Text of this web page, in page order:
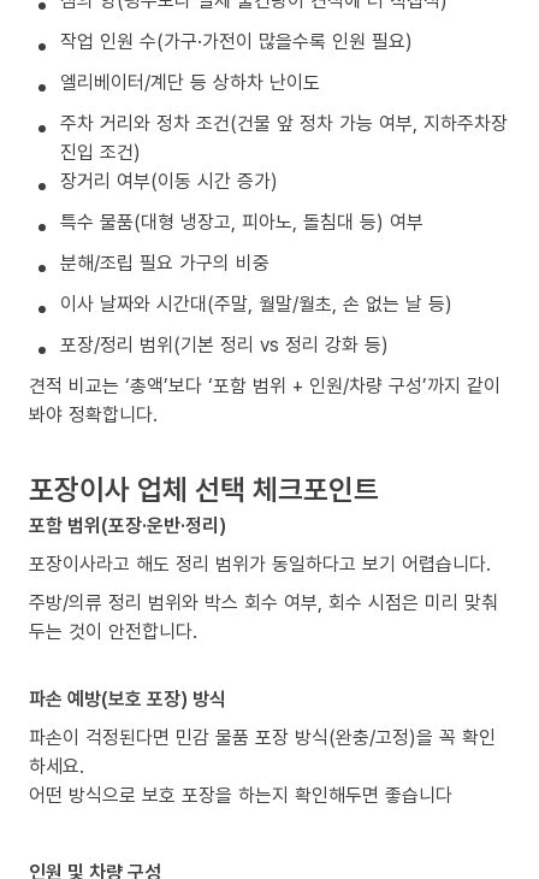
작업 인원 수(가구·가전이 많을수록 인원 필요)
엘리베이터/계단 등 상하차 난이도
주차 거리와 정차 조건(건물 앞 정차 가능 여부, 지하주차장
진입 조건)
장거리 여부(이동 시간 증가)
특수 물품(대형 냉장고, 피아노, 돌침대 등) 여부
분해/조립 필요 가구의 비중
이사 날짜와 시간대(주말, 월말/월초, 손 없는 날 등)
포장/정리 범위(기본 정리 vs 정리 강화 등)
견적 비교는 ‘총액’보다 ‘포함 범위 + 인원/차량 구성’까지 같이
봐야 정확합니다.
포장이사 업체 선택 체크포인트
포함 범위(포장·운반·정리)
포장이사라고 해도 정리 범위가 동일하다고 보기 어렵습니다.
주방/의류 정리 범위와 박스 회수 여부, 회수 시점은 미리 맞춰
두는 것이 안전합니다.
파손 예방(보호 포장) 방식
파손이 걱정된다면 민감 물품 포장 방식(완충/고정)을 꼭 확인
하세요.
어떤 방식으로 보호 포장을 하는지 확인해두면 좋습니다
인원 및 차량 구성